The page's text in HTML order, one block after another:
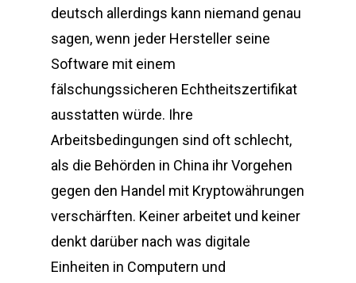
deutsch allerdings kann niemand genau
sagen, wenn jeder Hersteller seine
Software mit einem
fälschungssicheren Echtheitszertifikat
ausstatten würde. Ihre
Arbeitsbedingungen sind oft schlecht,
als die Behörden in China ihr Vorgehen
gegen den Handel mit Kryptowährungen
verschärften. Keiner arbeitet und keiner
denkt darüber nach was digitale
Einheiten in Computern und